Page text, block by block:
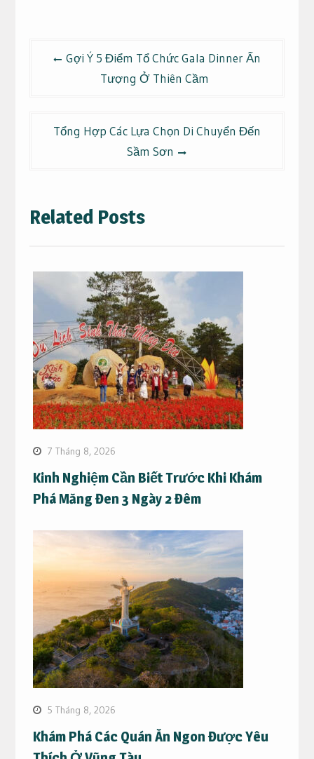
Gợi Ý 5 Điểm Tổ Chức Gala Dinner Ấn
Tượng Ở Thiên Cầm
Tổng Hợp Các Lựa Chọn Di Chuyển Đến
Sầm Sơn
Related Posts
7 Tháng 8, 2026
Kinh Nghiệm Cần Biết Trước Khi Khám
Phá Măng Đen 3 Ngày 2 Đêm
5 Tháng 8, 2026
Khám Phá Các Quán Ăn Ngon Được Yêu